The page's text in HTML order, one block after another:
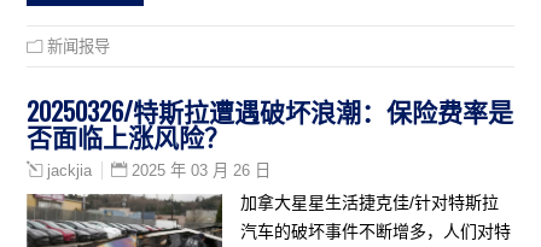
新闻报导
20250326/特斯拉遭遇破坏浪潮：保险费率是
否面临上涨风险？
jackjia 2025 年 03 月 26 日
加拿大星星生活捷克佳/针对特斯拉
汽车的破坏事件不断增多，人们对特